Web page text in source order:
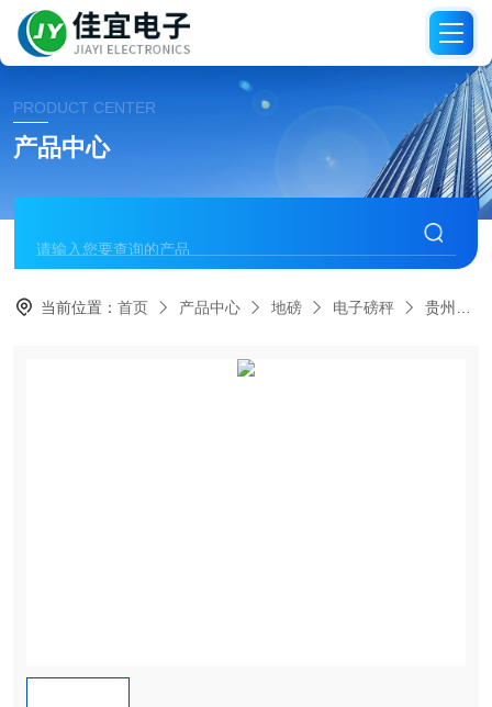
PRODUCT CENTER
产品中心
当前位置：首页 产品中心 地磅 电子磅秤 贵州地磅秤，贵州吊秤，贵州电子称